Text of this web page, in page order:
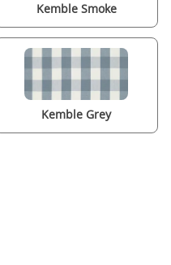
Kemble Smoke
Kemble Grey